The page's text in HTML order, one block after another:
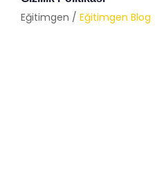
Eğitimgen / Eğitimgen Blog